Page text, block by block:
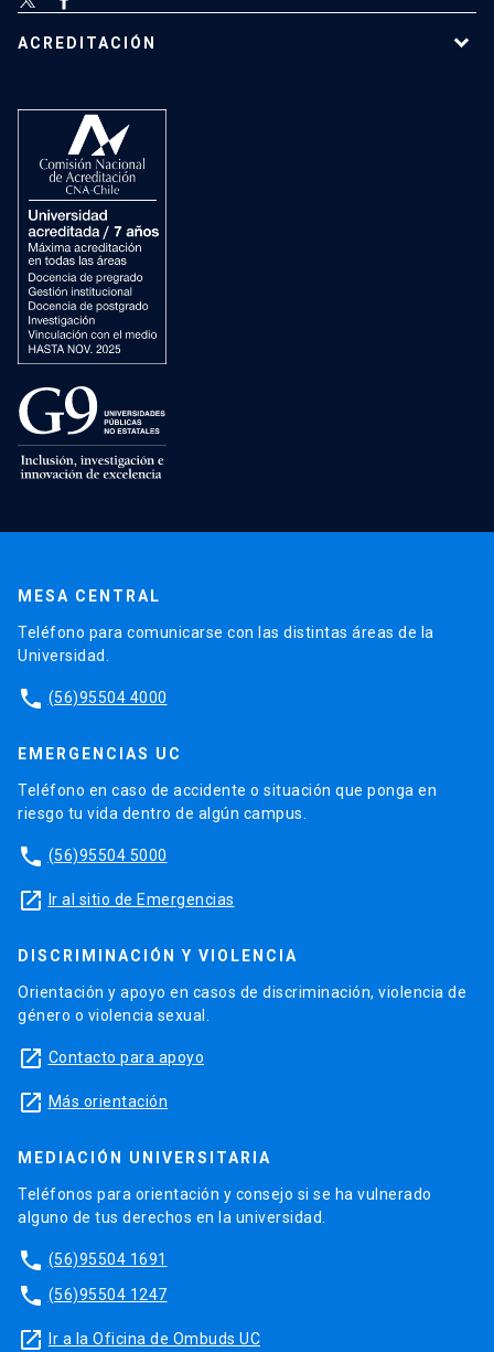
ACREDITACIÓN
MESA CENTRAL
Teléfono para comunicarse con las distintas áreas de la
Universidad.
phone (56)95504 4000
EMERGENCIAS UC
Teléfono en caso de accidente o situación que ponga en
riesgo tu vida dentro de algún campus.
phone (56)95504 5000
launch Ir al sitio de Emergencias
DISCRIMINACIÓN Y VIOLENCIA
Orientación y apoyo en casos de discriminación, violencia de
género o violencia sexual.
launch Contacto para apoyo
launch Más orientación
MEDIACIÓN UNIVERSITARIA
Teléfonos para orientación y consejo si se ha vulnerado
alguno de tus derechos en la universidad.
phone (56)95504 1691
phone (56)95504 1247
launch Ir a la Oficina de Ombuds UC